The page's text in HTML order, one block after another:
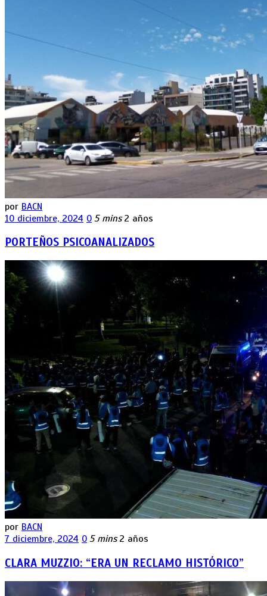
por BACN
10 diciembre, 2024 0 5 mins 2 años
PORTEÑOS PSICOANALIZADOS
por BACN
7 diciembre, 2024 0 5 mins 2 años
CLARA MUZZIO: “ERA UN RECLAMO HISTÓRICO”